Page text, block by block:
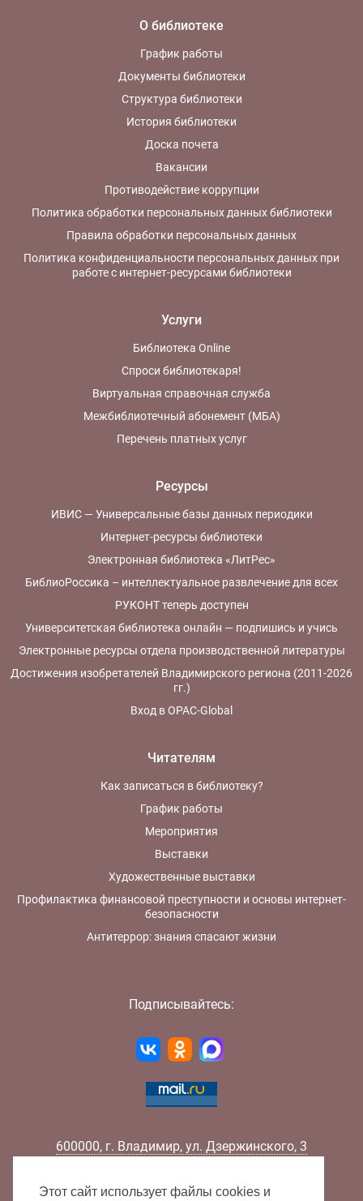
О библиотеке
График работы
Документы библиотеки
Структура библиотеки
История библиотеки
Доска почета
Вакансии
Противодействие коррупции
Политика обработки персональных данных библиотеки
Правила обработки персональных данных
Политика конфиденциальности персональных данных при
работе с интернет-ресурсами библиотеки
Услуги
Библиотека Online
Спроси библиотекаря!
Виртуальная справочная служба
Межбиблиотечный абонемент (МБА)
Перечень платных услуг
Ресурсы
ИВИС — Универсальные базы данных периодики
Интернет-ресурсы библиотеки
Электронная библиотека «ЛитРес»
БиблиоРоссика – интеллектуальное развлечение для всех
РУКОНТ теперь доступен
Университетская библиотека онлайн — подпишись и учись
Электронные ресурсы отдела производственной литературы
Достижения изобретателей Владимирского региона (2011-2026
гг.)
Вход в OPAC-Global
Читателям
Как записаться в библиотеку?
График работы
Мероприятия
Выставки
Художественные выставки
Профилактика финансовой преступности и основы интернет-
безопасности
Антитеррор: знания спасают жизни
Подписывайтесь:
600000, г. Владимир, ул. Дзержинского, 3
Факс:
+7 (4922) 32-52-88
Этот сайт использует файлы cookies и